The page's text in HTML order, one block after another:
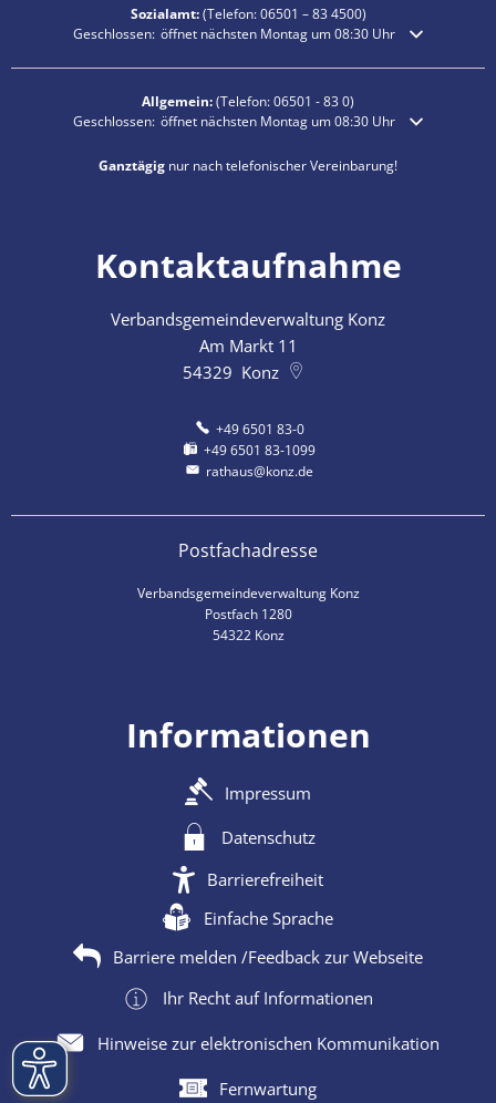
Sozialamt:(Telefon:06501 – 834500)
Klicken, um weitere Öffnungs- oder Schließzeiten auszublenden
Geschlossen: öffnet nächsten Montag um 08:30 Uhr
Allgemein:(Telefon:06501 - 83 0)
Klicken, um weitere Öffnungs- oder Schließzeiten auszublenden
Geschlossen: öffnet nächsten Montag um 08:30 Uhr
Ganztägig nur nach telefonischer Vereinbarung!
Kontaktaufnahme
Verbandsgemeindeverwaltung Konz
Am Markt 11
54329 Konz
+49 6501 83-0
+49 6501 83-1099
rathaus@konz.de
Postfachadresse
Verbandsgemeindeverwaltung Konz
Postfach 1280
54322 Konz
Informationen
Impressum
Datenschutz
Barrierefreiheit
Einfache Sprache
Barriere melden /Feedback zur Webseite
Ihr Recht auf Informationen
Hinweise zur elektronischen Kommunikation
Fernwartung